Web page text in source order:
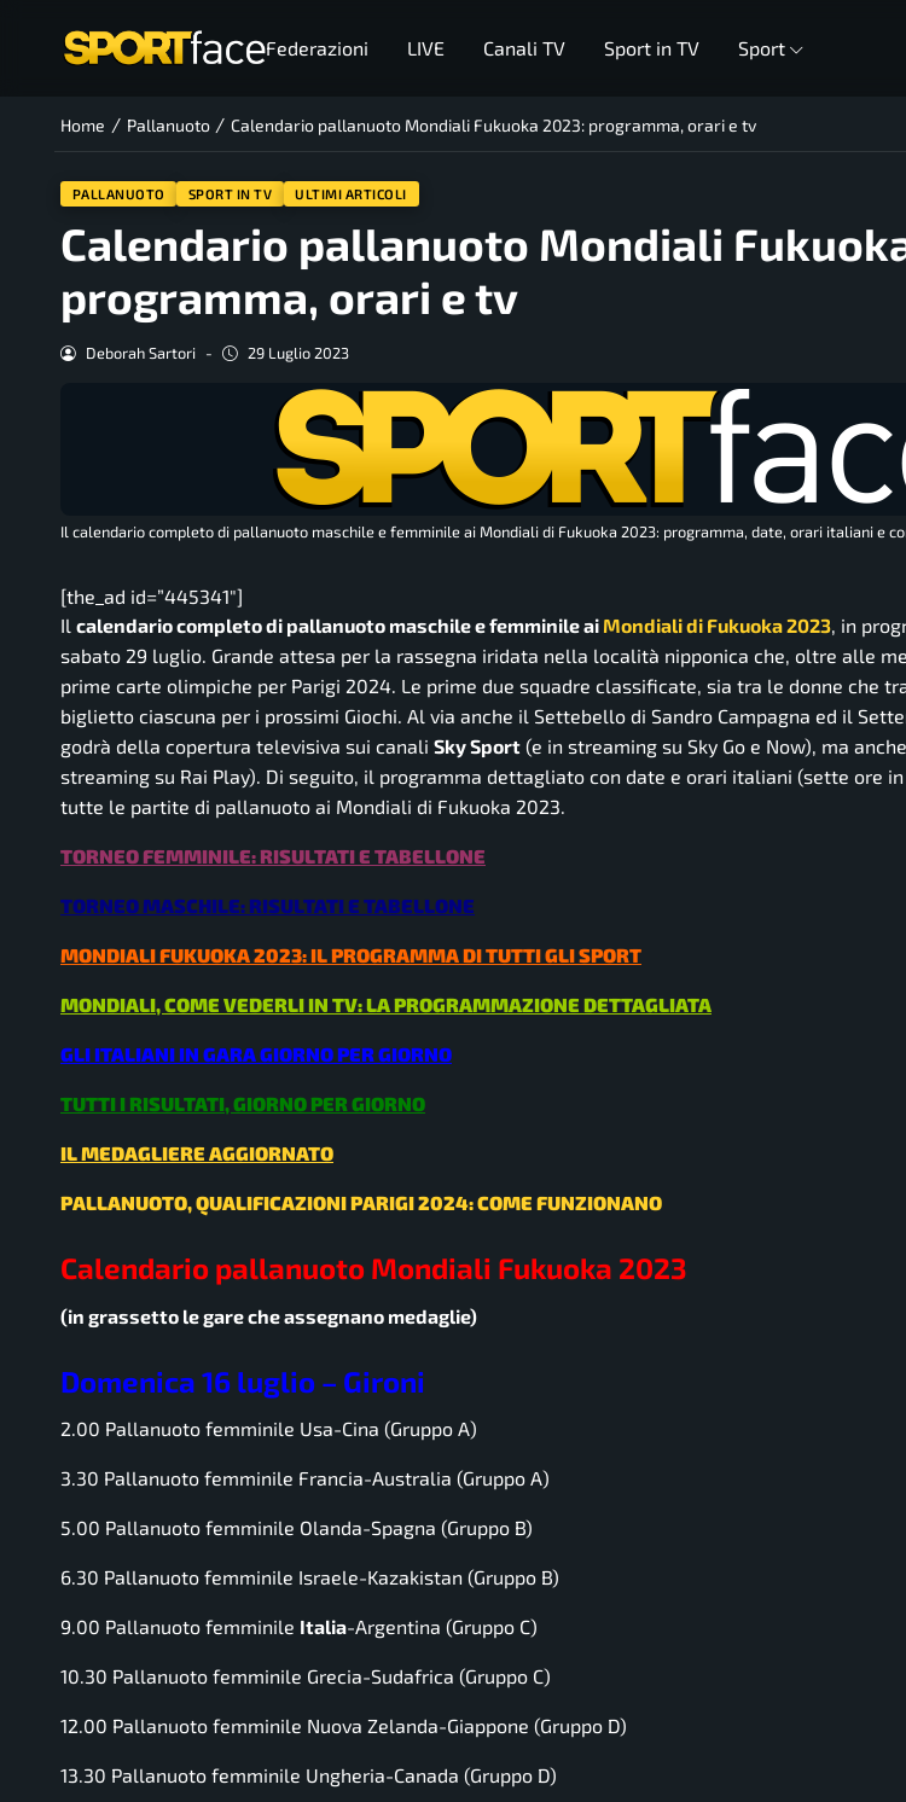
Federazioni LIVE Canali TV Sport in TV Sport
Home / Pallanuoto / Calendario pallanuoto Mondiali Fukuoka 2023: programma, orari e tv
PALLANUOTO SPORT IN TV ULTIMI ARTICOLI
Calendario pallanuoto Mondiali
programma, orari e tv
Deborah Sartori - 29 Luglio 2023
Il calendario completo di pallanuoto maschile e femminile ai Mondiali di Fukuoka 2023: programma, date, orari italiani e
[the_ad id=”445341″]
Il calendario completo di pallanuoto maschile e femminile ai Mondiali di Fukuoka 2023, in
sabato 29 luglio. Grande attesa per la rassegna iridata nella località nipponica che, oltre alle
prime carte olimpiche per Parigi 2024. Le prime due squadre classificate, sia tra le donne che
biglietto ciascuna per i prossimi Giochi. Al via anche il Settebello di Sandro Campagna ed il
godrà della copertura televisiva sui canali Sky Sport (e in streaming su Sky Go e Now), ma
streaming su Rai Play). Di seguito, il programma dettagliato con date e orari italiani (sette ore
tutte le partite di pallanuoto ai Mondiali di Fukuoka 2023.
TORNEO FEMMINILE: RISULTATI E TABELLONE
TORNEO MASCHILE: RISULTATI E TABELLONE
MONDIALI FUKUOKA 2023: IL PROGRAMMA DI TUTTI GLI SPORT
MONDIALI, COME VEDERLI IN TV: LA PROGRAMMAZIONE DETTAGLIATA
GLI ITALIANI IN GARA GIORNO PER GIORNO
TUTTI I RISULTATI, GIORNO PER GIORNO
IL MEDAGLIERE AGGIORNATO
PALLANUOTO, QUALIFICAZIONI PARIGI 2024: COME FUNZIONANO
Calendario pallanuoto Mondiali Fukuoka 2023
(in grassetto le gare che assegnano medaglie)
Domenica 16 luglio – Gironi
2.00 Pallanuoto femminile Usa-Cina (Gruppo A)
3.30 Pallanuoto femminile Francia-Australia (Gruppo A)
5.00 Pallanuoto femminile Olanda-Spagna (Gruppo B)
6.30 Pallanuoto femminile Israele-Kazakistan (Gruppo B)
9.00 Pallanuoto femminile Italia-Argentina (Gruppo C)
10.30 Pallanuoto femminile Grecia-Sudafrica (Gruppo C)
12.00 Pallanuoto femminile Nuova Zelanda-Giappone (Gruppo D)
13.30 Pallanuoto femminile Ungheria-Canada (Gruppo D)